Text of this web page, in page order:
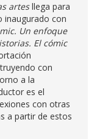
artesllega para
inaugurado con
Un enfoque
El cómic
con
a la
es el
con otras
a partir de estos